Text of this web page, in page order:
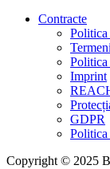
Contracte
Imprint
GDPR
Politica
Copyright © 2025